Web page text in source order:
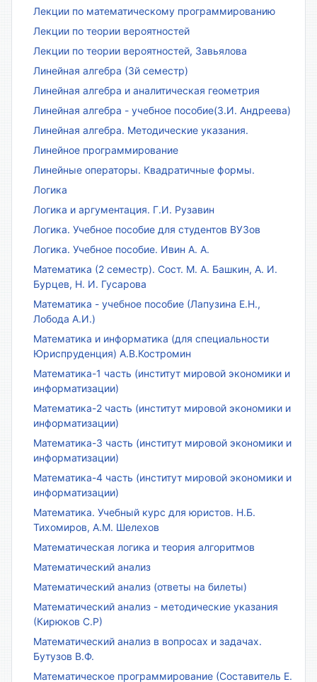
Лекции по математическому программированию
Лекции по теории вероятностей
Лекции по теории вероятностей, Завьялова
Линейная алгебра (3й семестр)
Линейная алгебра и аналитическая геометрия
Линейная алгебра - учебное пособие(З.И. Андреева)
Линейная алгебра. Методические указания.
Линейное программирование
Линейные операторы. Квадратичные формы.
Логика
Логика и аргументация. Г.И. Рузавин
Логика. Учебное пособие для студентов ВУЗов
Логика. Учебное пособие. Ивин А. А.
Математика (2 семестр). Сост. М. А. Башкин, А. И.
Бурцев, Н. И. Гусарова
Математика - учебное пособие (Лапузина Е.Н.,
Лобода А.И.)
Математика и информатика (для специальности
Юриспруденция) А.В.Костромин
Математика-1 часть (институт мировой экономики и
информатизации)
Математика-2 часть (институт мировой экономики и
информатизации)
Математика-3 часть (институт мировой экономики и
информатизации)
Математика-4 часть (институт мировой экономики и
информатизации)
Математика. Учебный курс для юристов. Н.Б.
Тихомиров, А.М. Шелехов
Математическая логика и теория алгоритмов
Математический анализ
Математический анализ (ответы на билеты)
Математический анализ - методические указания
(Кирюков С.Р)
Математический анализ в вопросах и задачах.
Бутузов В.Ф.
Математическое программирование (Составитель Е.